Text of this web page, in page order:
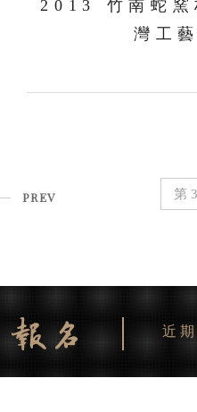
2013 竹南蛇窯
灣工
PREV
近